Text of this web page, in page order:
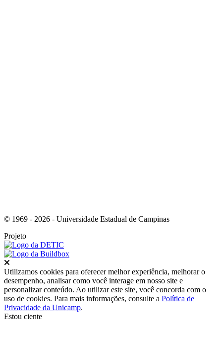
© 1969 - 2026 - Universidade Estadual de Campinas
Projeto
Utilizamos cookies para oferecer melhor experiência, melhorar o
desempenho, analisar como você interage em nosso site e
personalizar conteúdo. Ao utilizar este site, você concorda com o
uso de cookies. Para mais informações, consulte a Política de
Privacidade da Unicamp.
Estou ciente